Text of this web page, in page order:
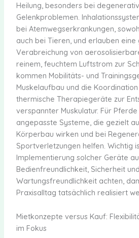
Heilung, besonders bei
Gelenkproblemen.
bei Atemwegserkrankungen,
auch bei Tieren, und erlauben eine
Verabreichung von
reinem, feuchtem Luftstrom zur
kommen Mobilitäts- und
Muskelaufbau und die
thermische Therapiegeräte zur
verspannter Muskulatur. Für
angepasste Systeme, die gezielt
Körperbau wirken und bei
Sportverletzungen helfen. Wichtig
Implementierung solcher Geräte
Bedienfreundlichkeit, Sicherheit und
Wartungsfreundlichkeit achten,
Praxisalltag tatsächlich realisiert
Mietkonzepte versus Kauf:
im Fokus